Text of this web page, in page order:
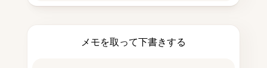
メモを取って下書きする